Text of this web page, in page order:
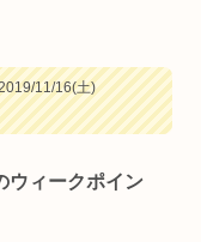
11/16(土)
ウィークポイン